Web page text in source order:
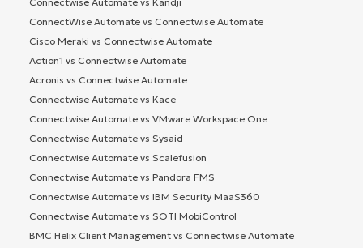
ConnectWise Automate vs Connectwise Automate
Cisco Meraki vs Connectwise Automate
Action1 vs Connectwise Automate
Acronis vs Connectwise Automate
Connectwise Automate vs Kace
Connectwise Automate vs VMware Workspace One
Connectwise Automate vs Sysaid
Connectwise Automate vs Scalefusion
Connectwise Automate vs Pandora FMS
Connectwise Automate vs IBM Security MaaS360
Connectwise Automate vs SOTI MobiControl
BMC Helix Client Management vs Connectwise Automate